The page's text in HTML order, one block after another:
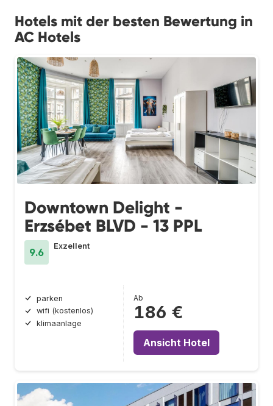
Hotels mit der besten Bewertung in
AC Hotels
Downtown Delight -
Erzsébet BLVD - 13 PPL
9.6
Exzellent
parken
wifi (kostenlos)
klimaanlage
Ab
186 €
Ansicht Hotel